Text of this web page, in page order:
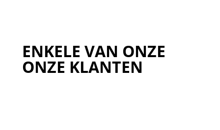
ENKELE VAN ONZE
ONZE KLANTEN